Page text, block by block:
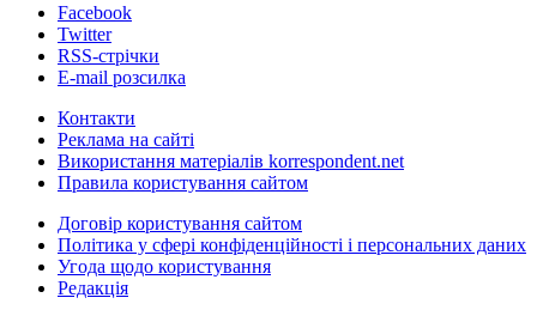
Facebook
Twitter
RSS-стрічки
E-mail розсилка
Контакти
Реклама на сайті
Використання матеріалів korrespondent.net
Правила користування сайтом
Договір користування сайтом
Політика у сфері конфіденційності і персональних даних
Угода щодо користування
Редакція